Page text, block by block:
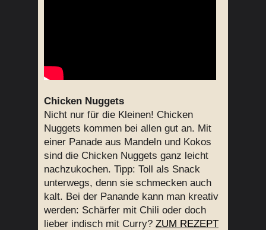
Chicken Nuggets
Nicht nur für die Kleinen! Chicken
Nuggets kommen bei allen gut an. Mit
einer Panade aus Mandeln und Kokos
sind die Chicken Nuggets ganz leicht
nachzukochen. Tipp: Toll als Snack
unterwegs, denn sie schmecken auch
kalt. Bei der Panande kann man kreativ
werden: Schärfer mit Chili oder doch
lieber indisch mit Curry? ZUM REZEPT